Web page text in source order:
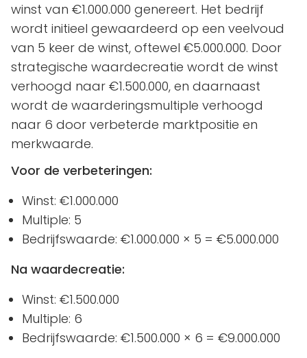
winst van €1.000.000 genereert. Het bedrijf
wordt initieel gewaardeerd op een veelvoud
van 5 keer de winst, oftewel €5.000.000. Door
strategische waardecreatie wordt de winst
verhoogd naar €1.500.000, en daarnaast
wordt de waarderingsmultiple verhoogd
naar 6 door verbeterde marktpositie en
merkwaarde.
Voor de verbeteringen:
Winst: €1.000.000
Multiple: 5
Bedrijfswaarde: €1.000.000 × 5 = €5.000.000
Na waardecreatie:
Winst: €1.500.000
Multiple: 6
Bedrijfswaarde: €1.500.000 × 6 = €9.000.000